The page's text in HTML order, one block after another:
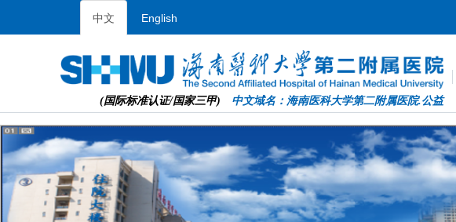
中文 English
(国际标准认证/国家三甲) 中文域名：海南医科大学第二附属医院.公益